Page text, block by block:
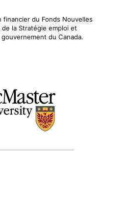
financier du Fonds Nouvelles
de la Stratégie emploi et
du Canada.